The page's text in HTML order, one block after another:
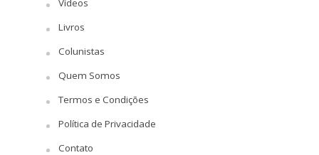
Vídeos
Livros
Colunistas
Quem Somos
Termos e Condições
Política de Privacidade
Contato